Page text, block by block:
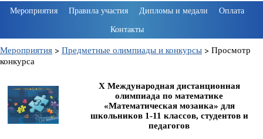
Пропустить
навигацию
Мероприятия Правила участия Дипломы и медали
Оплата
Контакты
Мероприятия > Предметные олимпиады и конкурсы > Просмотр
конкурса
X Международная дистанционная
олимпиада по математике
«Математическая мозаика» для
школьников 1-11 классов, студентов и
педагогов